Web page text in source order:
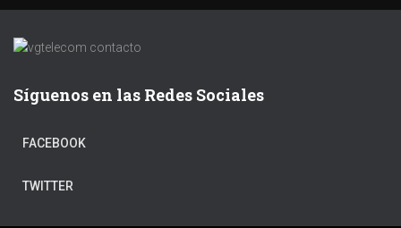
Síguenos en las Redes Sociales
FACEBOOK
TWITTER